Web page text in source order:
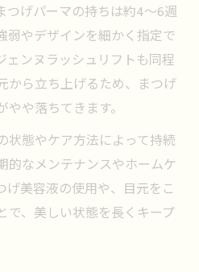
つげパーマの持ちは約4～6週
弱やデザインを細かく指定で
ェンヌラッシュリフトも同程
から立ち上げるため、まつげ
や落ちてきます。
状態やケア方法によって持続
的なメンテナンスやホームケ
げ美容液の使用や、目元をこ
で、美しい状態を長くキープ